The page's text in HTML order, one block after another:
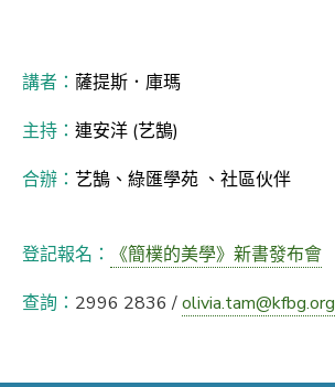
講者： 薩提斯．庫瑪
主持： 連安洋 (艺鵠)
合辦： 艺鵠、綠匯學苑 、社區伙伴
登記報名：
《簡樸的美學》新書發布會
查詢： 2996 2836 /olivia.tam@kfbg.org